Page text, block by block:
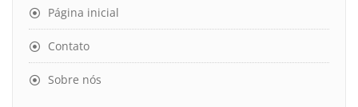
Página inicial
Contato
Sobre nós